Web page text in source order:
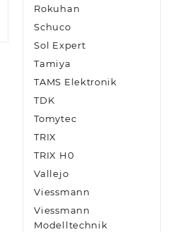
Rokuhan
Schuco
Sol Expert
Tamiya
TAMS Elektronik
TDK
Tomytec
TRIX
TRIX H0
Vallejo
Viessmann
Viessmann
Modelltechnik